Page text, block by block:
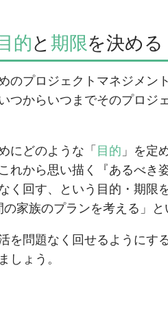
的と期限を決める
のプロジェクトマネジメン
つからいつまでそのプロジ
にどのような「目的 」を定
れから思い描く『あるべき
く回す、という目的・期限
家族のプランを考える」
を問題なく回せるようにす
しょう。